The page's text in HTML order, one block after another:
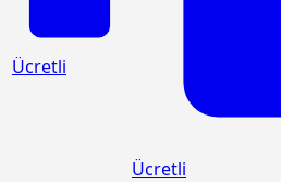
Ücretli
Ücretli